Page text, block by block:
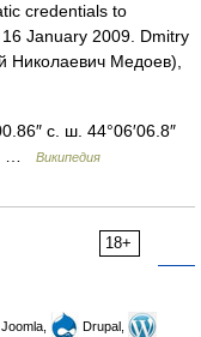
credentials to
January 2009. Dmitry
Николаевич Медоев),
с. ш. 44°06′06.8″
…
Википедия
18+
Joomla,
Drupal,